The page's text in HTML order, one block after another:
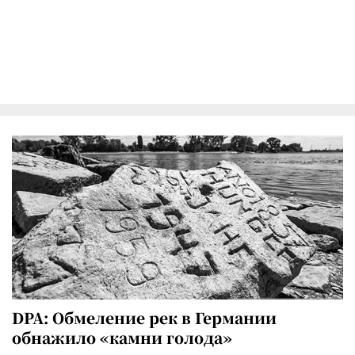
DPA: Обмеление рек в Германии
обнажило «камни голода»